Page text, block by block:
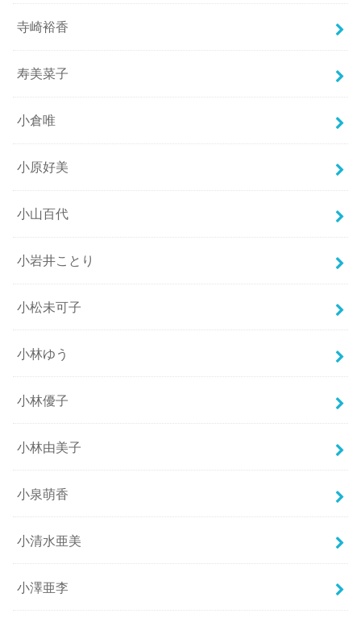
寺崎裕香
寿美菜子
小倉唯
小原好美
小山百代
小岩井ことり
小松未可子
小林ゆう
小林優子
小林由美子
小泉萌香
小清水亜美
小澤亜李